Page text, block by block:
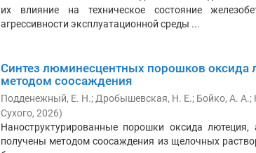
их влияние на техническое состояние
агрессивности эксплуатационной среды ...
Синтез люминесцентных порошков оксида
методом соосаждения
Подденежный, Е. Н.; Дробышевская, Н. Е.; Бойко, А. А.;
Сухого, 2026)
Наноструктурированные порошки оксида
получены методом соосаждения из щелочных